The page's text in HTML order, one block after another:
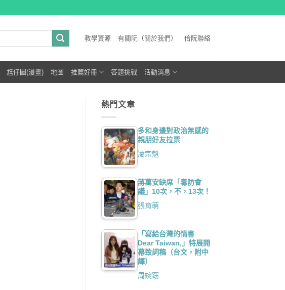
教學資源 有關阮（關於我們） 佮阮聯絡
尪仔圖(漫畫) 地圖 推薦好冊 答題挑戰 活動消息
熱門文章
多和身邊對政治無感的
親朋好友拉票
凌宗魁
蔣萬安缺席「毒防會
議」10次，不，13次！
張育萌
「寫給台灣的情書
Dear Taiwan,」特展開
幕致詞稿（台文，附中
譯）
周婉窈